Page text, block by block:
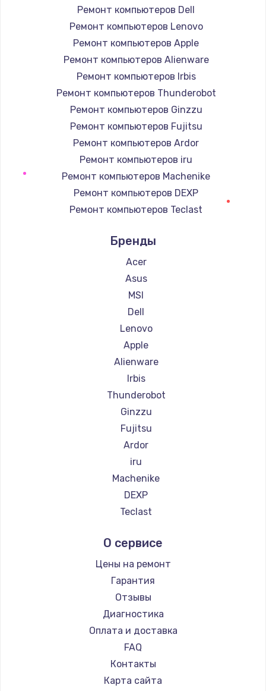
Чистка от пыли
1060 руб.
Заказать
Замена южного моста
2750 руб.
Заказать
Замена контроллера питания
1490 руб.
Заказать
Замена тачпада
Заказать
Замена корпуса
Заказать
Замена материнской платы
Заказать
Ремонт компьютеров Dell
Ремонт компьютеров Lenovo
Ремонт компьютеров Apple
Ремонт компьютеров Alienware
Ремонт компьютеров Irbis
Ремонт компьютеров Thunderobot
Ремонт компьютеров Ginzzu
Ремонт компьютеров Fujitsu
Ремонт компьютеров Ardor
Ремонт компьютеров iru
Ремонт компьютеров Machenike
Ремонт компьютеров DEXP
Ремонт компьютеров Teclast
Ремонт компьютеров Beelink
Ремонт компьютеров CHUWI
Бренды
Acer
Asus
MSI
Dell
Lenovo
Apple
Alienware
Irbis
Thunderobot
Ginzzu
Fujitsu
Ardor
iru
Machenike
DEXP
Teclast
Beelink
CHUWI
О сервисе
Цены на ремонт
Гарантия
Отзывы
Диагностика
Оплата и доставка
FAQ
Контакты
Карта сайта